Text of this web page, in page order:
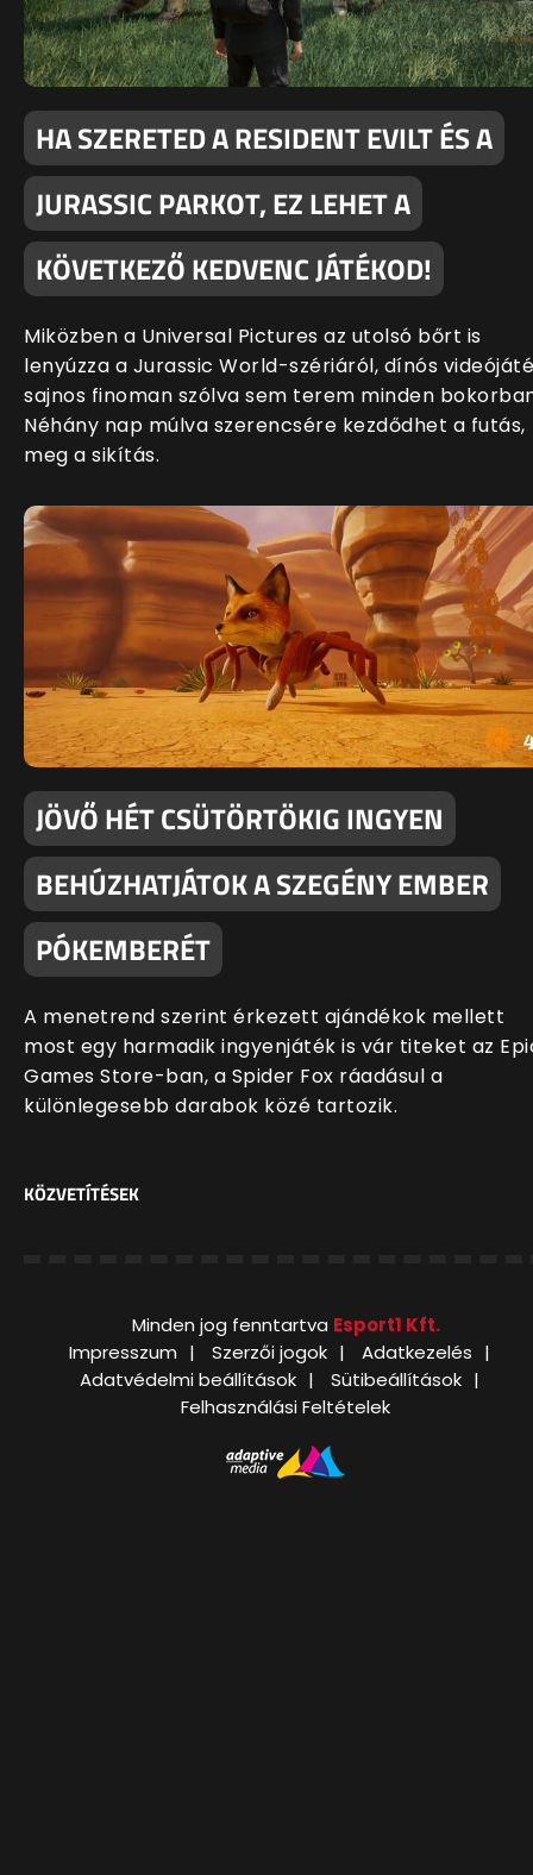
HA SZERETED A RESIDENT EVILT ÉS A
JURASSIC PARKOT, EZ LEHET A
KÖVETKEZŐ KEDVENC JÁTÉKOD!
Miközben a Universal Pictures az utolsó bőrt is
lenyúzza a Jurassic World-szériáról, dínós
sajnos finoman szólva sem terem minden
Néhány nap múlva szerencsére kezdődhet a futás,
meg a sikítás.
JÖVŐ HÉT CSÜTÖRTÖKIG INGYEN
BEHÚZHATJÁTOK A SZEGÉNY EMBER
PÓKEMBERÉT
A menetrend szerint érkezett ajándékok mellett
most egy harmadik ingyenjáték is vár titeket az
Games Store-ban, a Spider Fox ráadásul a
különlegesebb darabok közé tartozik.
KÖZVETÍTÉSEK
Minden jog fenntartva Esport1 Kft.
Impresszum
Szerzői jogok
Adatkezelés
Adatvédelmi beállítások
Sütibeállítások
Felhasználási Feltételek